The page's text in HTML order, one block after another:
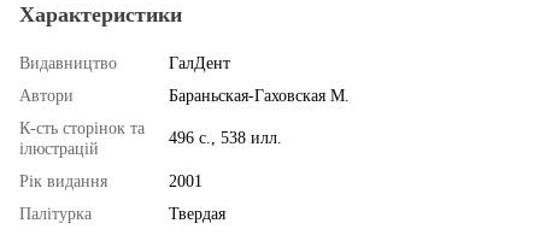
Характеристики
Видавництво
ГалДент
Автори
Бараньская-Гаховская М.
К-сть сторінок та
ілюстрацій
496 с., 538 илл.
Рік видання
2001
Палітурка
Твердая